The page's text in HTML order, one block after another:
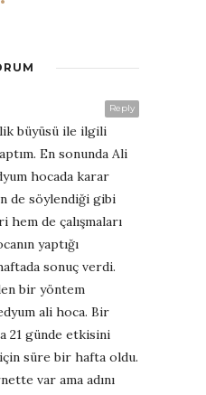
Reply
büyüsü ile ilgili
En sonunda Ali
hocada karar
de söylendiği gibi
hem de çalışmaları
yaptığı
sonuç verdi.
bir yöntem
ali hoca. Bir
21 günde etkisini
süre bir hafta oldu.
var ama adını